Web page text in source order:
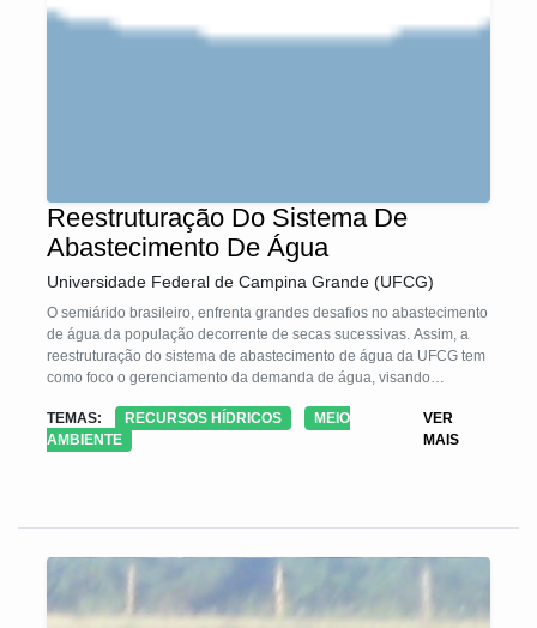
Reestruturação Do Sistema De
Abastecimento De Água
Universidade Federal de Campina Grande (UFCG)
O semiárido brasileiro, enfrenta grandes desafios no abastecimento
de água da população decorrente de secas sucessivas. Assim, a
reestruturação do sistema de abastecimento de água da UFCG tem
como foco o gerenciamento da demanda de água, visando
armazenamento de água na Universidade Federal de Campina
Grande (PB). Dentre as principais ações implantadas destacam-se
construção de novos reservatórios e a instalação de placas
TEMAS: RECURSOS HÍDRICOS
MEIO
AMBIENTE
VER
MAIS